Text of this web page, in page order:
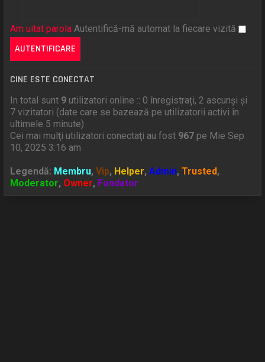
Am uitat parola Autentifică-mă automat la fiecare vizită
CINE ESTE CONECTAT
In total sunt 9 utilizatori online :: 0 înregistrați, 2 ascunși și
7 vizitatori (date care se bazează pe utilizatorii activi în
ultimele 5 minute)
Cei mai mulţi utilizatori conectaţi au fost 967 pe Mie Sep
10, 2025 3:16 am
Legendă: Membru,Vip, Helper,Admin,Trusted,
Moderator, Owner, Fondator